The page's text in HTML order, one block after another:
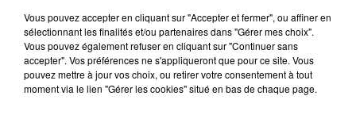
inanimée dans son appartement.
La victime, âgée de 69 ans, installée récemment dans
cet immeuble, était handicapée et sous oxygène.
Le feu serait parti d'une chambre et la présence
Vous pouvez accepter en cliquant sur "Accepter et fermer", ou affiner en
sélectionnant les finalités et/ou partenaires dans "Gérer mes choix".
Vous pouvez également refuser en cliquant sur "Continuer sans
accepter". Vos préférences ne s'appliqueront que pour ce site. Vous
pouvez mettre à jour vos choix, ou retirer votre consentement à tout
moment via le lien "Gérer les cookies" situé en bas de chaque page.